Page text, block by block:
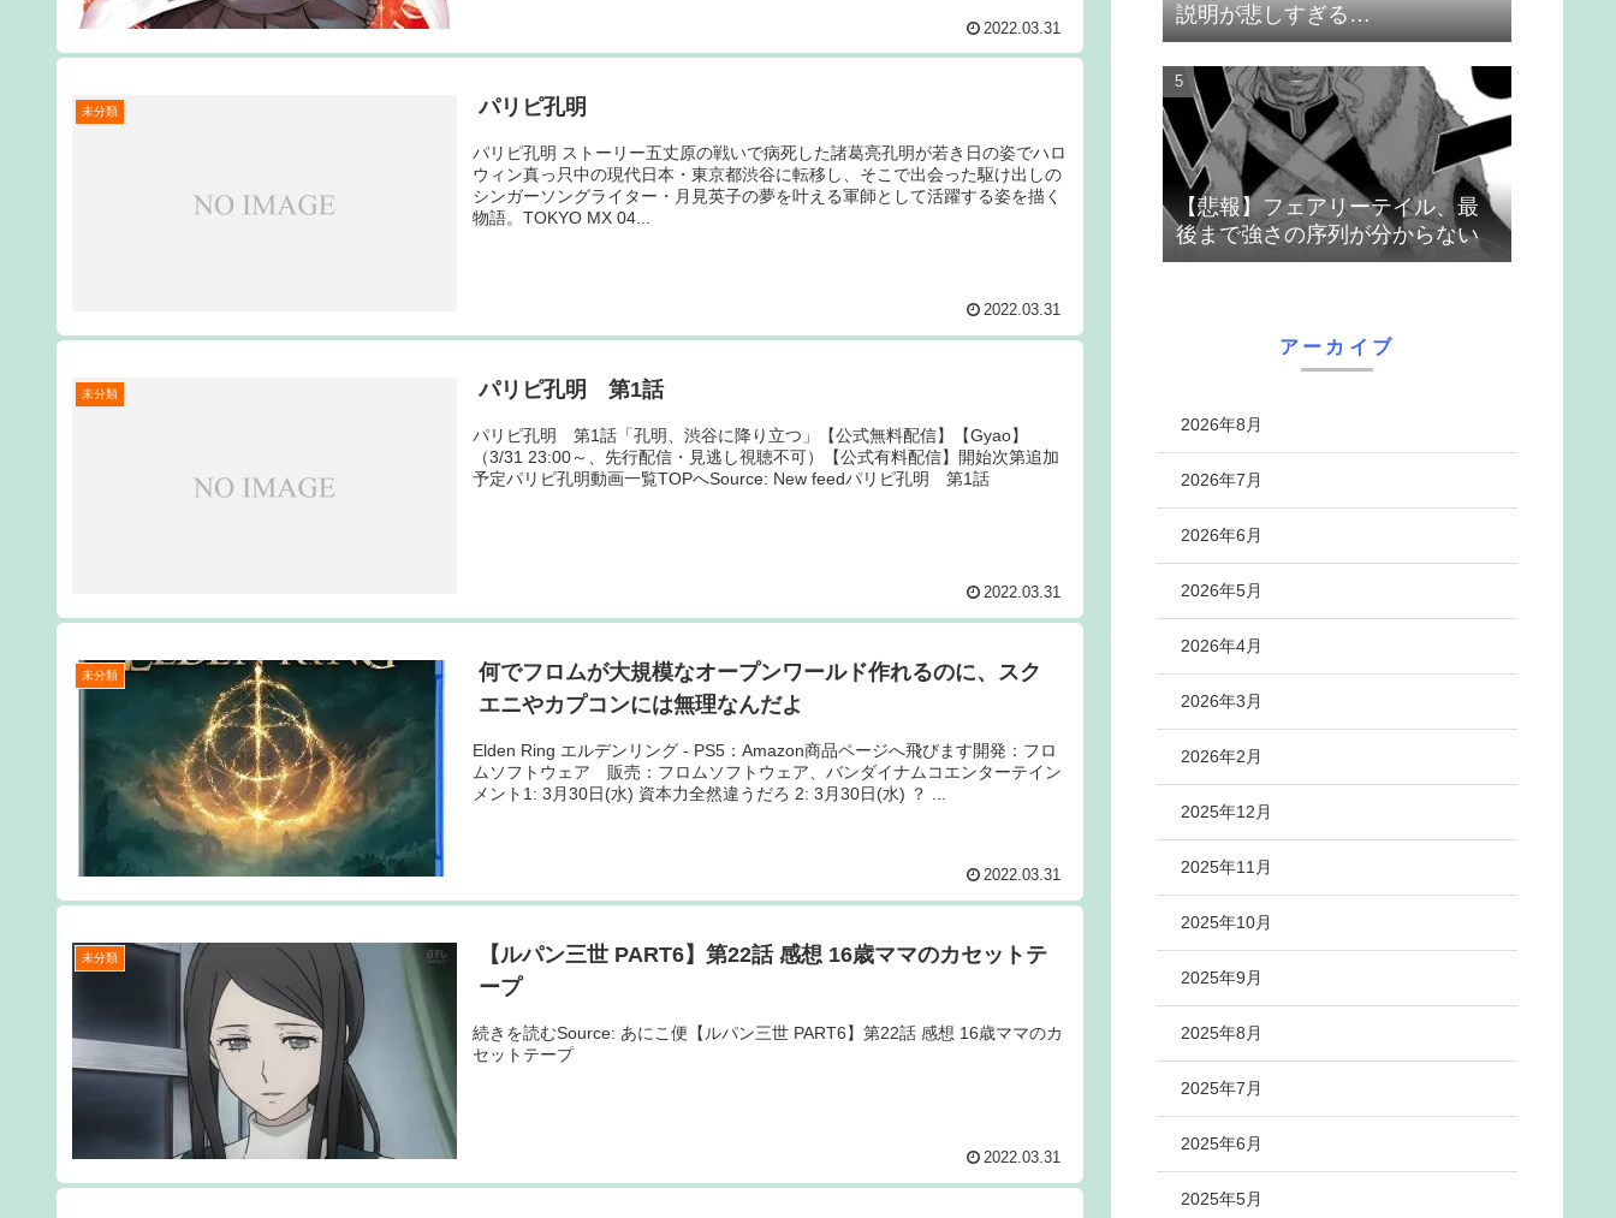
2022.03.31
未分類 パリピ孔明
パリピ孔明 ストーリー五丈原の戦いで病死した諸葛亮孔明が若き日の姿でハロ
ウィン真っ只中の現代日本・東京都渋谷に転移し、そこで出会った駆け出しの
シンガーソングライター・月見英子の夢を叶える軍師として活躍する姿を描く
物語。TOKYO MX 04...
2022.03.31
未分類 パリピ孔明 第1話
パリピ孔明 第1話「孔明、渋谷に降り立つ」【公式無料配信】【Gyao】
（3/31 23:00～、先行配信・見逃し視聴不可）【公式有料配信】開始次第追加
予定パリピ孔明動画一覧TOPへSource: New feedパリピ孔明 第1話
2022.03.31
未分類
何でフロムが大規模なオープンワールド作れるのに、スク
エニやカプコンには無理なんだよ
Elden Ring エルデンリング - PS5：Amazon商品ページへ飛びます開発：フロ
ムソフトウェア 販売：フロムソフトウェア、バンダイナムコエンターテイン
メント1: 3月30日(水) 資本力全然違うだろ 2: 3月30日(水) ？ ...
2022.03.31
未分類
【ルパン三世 PART6】第22話 感想 16歳ママのカセットテ
ープ
続きを読むSource: あにこ便【ルパン三世 PART6】第22話 感想 16歳ママのカ
セットテープ
2022.03.31
説明が悲しすぎる…
【悲報】フェアリーテイル、最
後まで強さの序列が分からない
アーカイブ
2026年8月
2026年7月
2026年6月
2026年5月
2026年4月
2026年3月
2026年2月
2025年12月
2025年11月
2025年10月
2025年9月
2025年8月
2025年7月
2025年6月
2025年5月